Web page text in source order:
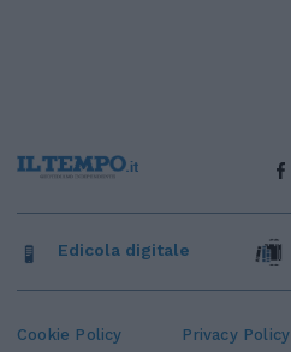
Cookie Policy Privacy Policy
Edicola digitale